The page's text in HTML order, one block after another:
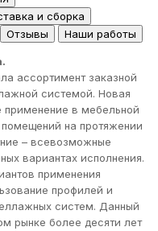
и сборка
Отзывы Наши работы
ассортимент заказной
системой. Новая
применение в мебельной
на протяжении
– всевозможные
вариантах исполнения.
применения
профилей и
систем. Данный
рынке более десяти лет